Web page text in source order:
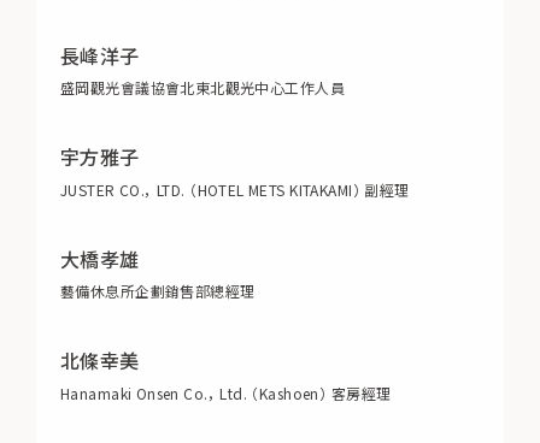
長峰洋子
盛岡觀光會議協會北東北觀光中心工作人員
宇方雅子
JUSTER CO.， LTD. （HOTEL METS KITAKAMI） 副經理
大橋孝雄
藝備休息所企劃銷售部總經理
北條幸美
Hanamaki Onsen Co.， Ltd. （Kashoen） 客房經理